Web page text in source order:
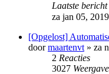
Laatste bericht
za jan 05,
[Opgelost]
doormaartenvt » za
2 Reacties
3027